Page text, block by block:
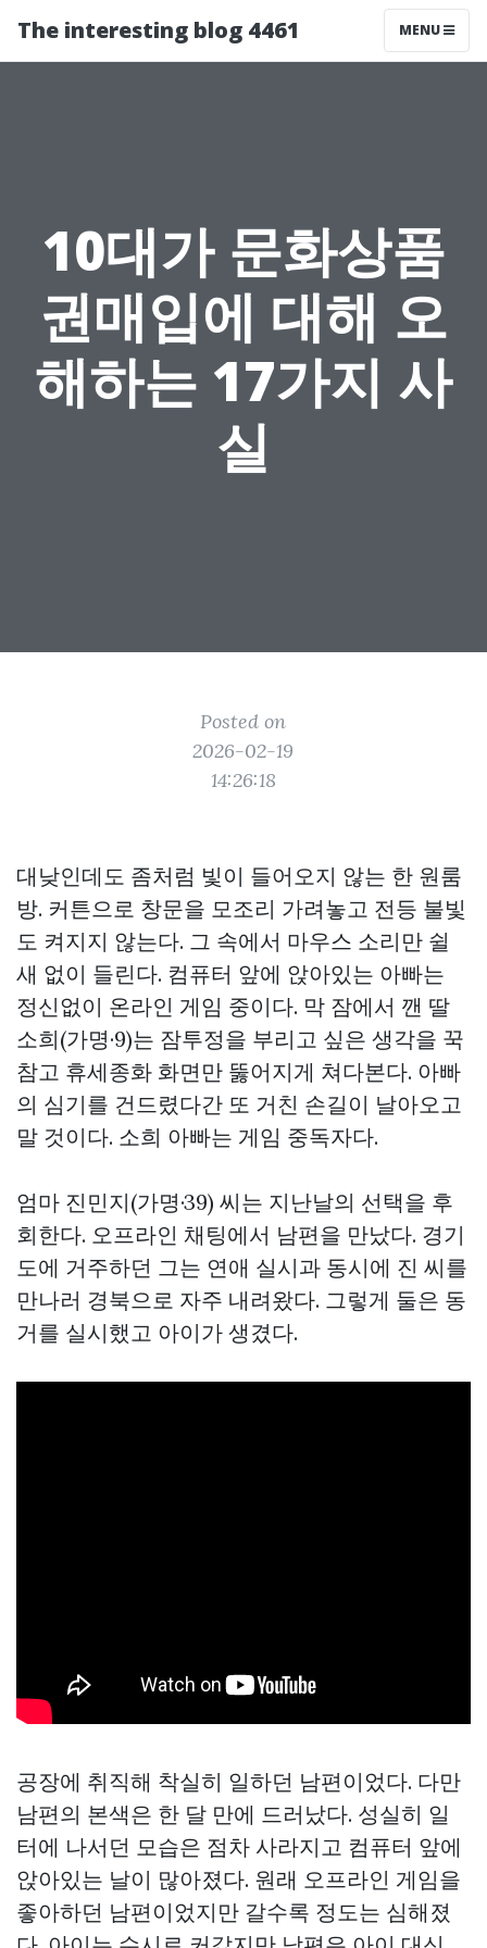
The interesting blog 4461 MENU
10대가 문화상품
권매입에 대해 오
해하는 17가지 사
실
Posted on
2026-02-19
14:26:18
대낮인데도 좀처럼 빛이 들어오지 않는 한 원룸
방. 커튼으로 창문을 모조리 가려놓고 전등 불빛
도 켜지지 않는다. 그 속에서 마우스 소리만 쉴
새 없이 들린다. 컴퓨터 앞에 앉아있는 아빠는
정신없이 온라인 게임 중이다. 막 잠에서 깬 딸
소희(가명·9)는 잠투정을 부리고 싶은 생각을 꾹
참고 휴세종화 화면만 뚫어지게 쳐다본다. 아빠
의 심기를 건드렸다간 또 거친 손길이 날아오고
말 것이다. 소희 아빠는 게임 중독자다.
엄마 진민지(가명·39) 씨는 지난날의 선택을 후
회한다. 오프라인 채팅에서 남편을 만났다. 경기
도에 거주하던 그는 연애 실시과 동시에 진 씨를
만나러 경북으로 자주 내려왔다. 그렇게 둘은 동
거를 실시했고 아이가 생겼다.
공장에 취직해 착실히 일하던 남편이었다. 다만
남편의 본색은 한 달 만에 드러났다. 성실히 일
터에 나서던 모습은 점차 사라지고 컴퓨터 앞에
앉아있는 날이 많아졌다. 원래 오프라인 게임을
좋아하던 남편이었지만 갈수록 정도는 심해졌